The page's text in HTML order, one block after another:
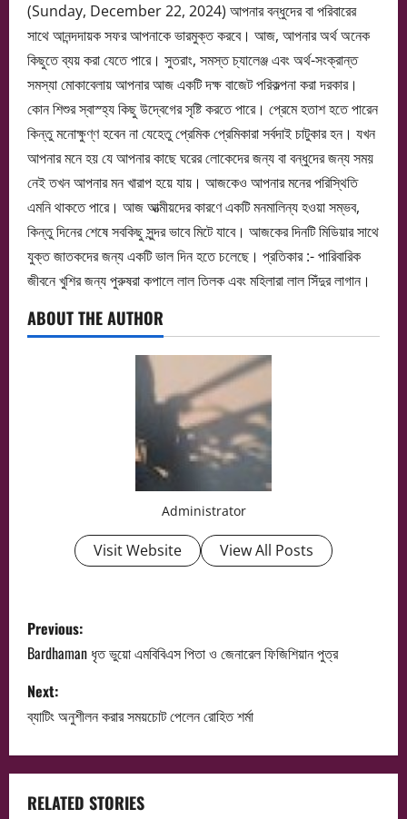
(Sunday, December 22, 2024) আপনার বন্ধুদের বা পরিবারের
সাথে আনন্দদায়ক সফর আপনাকে ভারমুক্ত করবে। আজ, আপনার অর্থ অনেক
কিছুতে ব্যয় করা যেতে পারে। সুতরাং, সমস্ত চ্যালেঞ্জ এবং অর্থ-সংক্রান্ত
সমস্যা মোকাবেলায় আপনার আজ একটি দক্ষ বাজেট পরিকল্পনা করা দরকার।
কোন শিশুর স্বাস্হ্য কিছু উদ্বেগের সৃষ্টি করতে পারে। প্রেমে হতাশ হতে পারেন
কিন্তু মনোক্ষুণ্ণ হবেন না যেহেতু প্রেমিক প্রেমিকারা সর্বদাই চাটুকার হন। যখন
আপনার মনে হয় যে আপনার কাছে ঘরের লোকেদের জন্য বা বন্ধুদের জন্য সময়
নেই তখন আপনার মন খারাপ হয়ে যায়। আজকেও আপনার মনের পরিস্থিতি
এমনি থাকতে পারে। আজ আত্মীয়দের কারণে একটি মনমালিন্য হওয়া সম্ভব,
কিন্তু দিনের শেষে সবকিছু সুন্দর ভাবে মিটে যাবে। আজকের দিনটি মিডিয়ার সাথে
যুক্ত জাতকদের জন্য একটি ভাল দিন হতে চলেছে। প্রতিকার :- পারিবারিক
জীবনে খুশির জন্য পুরুষরা কপালে লাল তিলক এবং মহিলারা লাল সিঁদুর লাগান।
ABOUT THE AUTHOR
Administrator
Visit Website View All Posts
P
o
s
t
n
Previous:
Bardhaman ধৃত ভুয়ো এমবিবিএস পিতা ও জেনারেল ফিজিশিয়ান পুত্র
Next:
ব্যাটিং অনুশীলন করার সময়চোট পেলেন রোহিত শর্মা
RELATED STORIES